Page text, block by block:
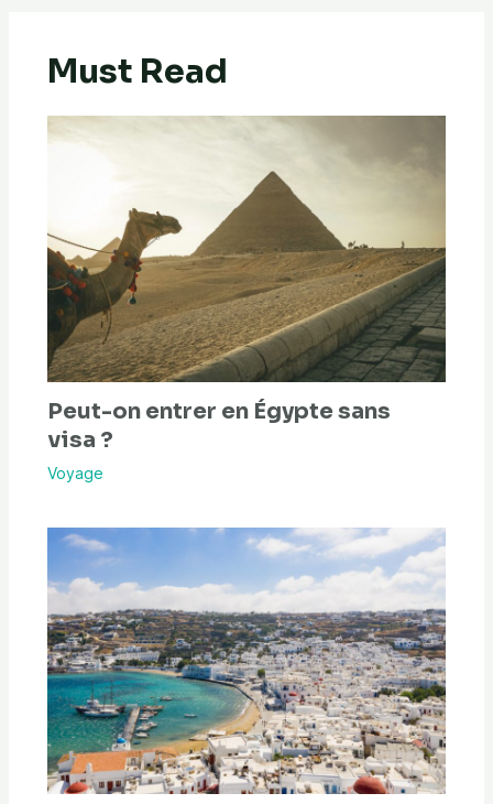
Must Read
Peut-on entrer en Égypte sans
visa ?
Voyage